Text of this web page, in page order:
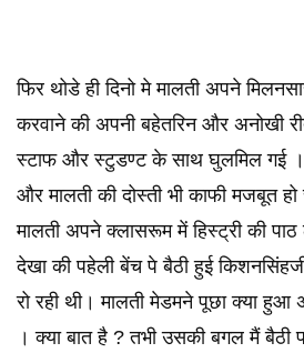
फिर थोडे ही दिनो मे मालती अपने
करवाने की अपनी बहेतरिन और अनोखी
स्टाफ और स्टुडण्ट के साथ घुलमिल गई ।
और मालती की दोस्ती भी काफी मजबूत
मालती अपने क्लासरूम में हिस्ट्री की
देखा की पहेली बेंच पे बैठी हुई
रो रही थी। मालती मेडमने पूछा क्या हुआ
। क्या बात है ? तभी उसकी बगल मैं बैठी